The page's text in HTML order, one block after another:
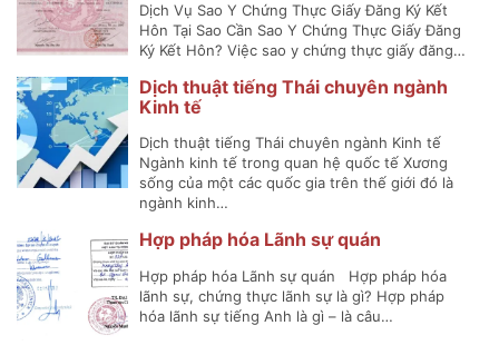
Dịch Vụ Sao Y Chứng Thực Giấy Đăng Ký Kết
Hôn Tại Sao Cần Sao Y Chứng Thực Giấy Đăng
Ký Kết Hôn? Việc sao y chứng thực giấy đăng…
Dịch thuật tiếng Thái chuyên ngành
Kinh tế
Dịch thuật tiếng Thái chuyên ngành Kinh tế
Ngành kinh tế trong quan hệ quốc tế Xương
sống của một các quốc gia trên thế giới đó là
ngành kinh…
Hợp pháp hóa Lãnh sự quán
Hợp pháp hóa Lãnh sự quán Hợp pháp hóa
lãnh sự, chứng thực lãnh sự là gì? Hợp pháp
hóa lãnh sự tiếng Anh là gì – là câu…